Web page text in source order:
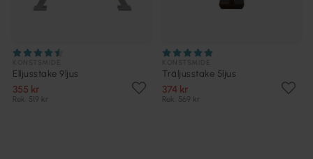
Elljusstake 9ljus
355 kr
Rek. 519 kr
Träljusstake 5ljus
374 kr
Rek. 569 kr